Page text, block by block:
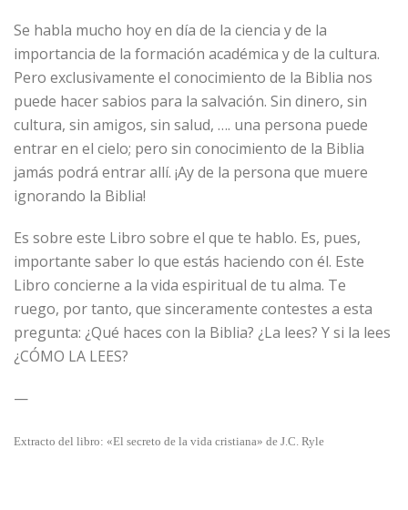
Se habla mucho hoy en día de la ciencia y de la
importancia de la formación académica y de la cultura.
Pero exclusivamente el conocimiento de la Biblia nos
puede hacer sabios para la salvación. Sin dinero, sin
cultura, sin amigos, sin salud, …. una persona puede
entrar en el cielo; pero sin conocimiento de la Biblia
jamás podrá entrar allí. ¡Ay de la persona que muere
ignorando la Biblia!
Es sobre este Libro sobre el que te hablo. Es, pues,
importante saber lo que estás haciendo con él. Este
Libro concierne a la vida espiritual de tu alma. Te
ruego, por tanto, que sinceramente contestes a esta
pregunta: ¿Qué haces con la Biblia? ¿La lees? Y si la lees
¿CÓMO LA LEES?
—
Extracto del libro: «El secreto de la vida cristiana» de J.C. Ryle